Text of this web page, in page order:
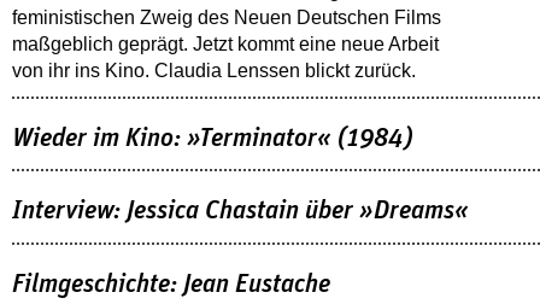
feministischen Zweig des Neuen Deutschen Films
maßgeblich geprägt. Jetzt kommt eine neue Arbeit
von ihr ins Kino. Claudia Lenssen blickt zurück.
Wieder im Kino: »Terminator« (1984)
Interview: Jessica Chastain über »Dreams«
Filmgeschichte: Jean Eustache